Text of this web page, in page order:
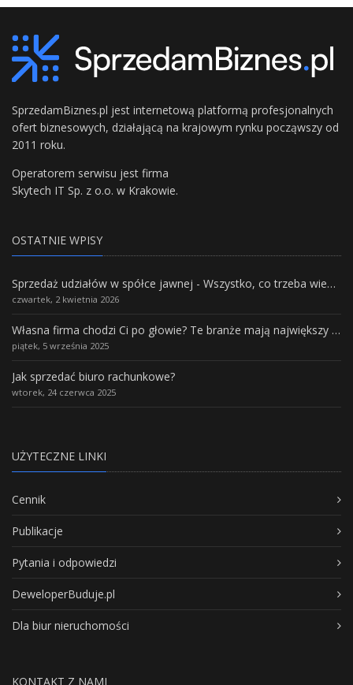
SprzedamBiznes.pl jest internetową platformą profesjonalnych
ofert biznesowych, działającą na krajowym rynku począwszy od
2011 roku.
Operatorem serwisu jest firma
Skytech IT Sp. z o.o. w Krakowie.
OSTATNIE WPISY
Sprzedaż udziałów w spółce jawnej - Wszystko, co trzeba wiedzieć.
czwartek, 2 kwietnia 2026
Własna firma chodzi Ci po głowie? Te branże mają największy potencjał rozwoju
piątek, 5 września 2025
Jak sprzedać biuro rachunkowe?
wtorek, 24 czerwca 2025
UŻYTECZNE LINKI
Cennik
Publikacje
Pytania i odpowiedzi
DeweloperBuduje.pl
Dla biur nieruchomości
KONTAKT Z NAMI